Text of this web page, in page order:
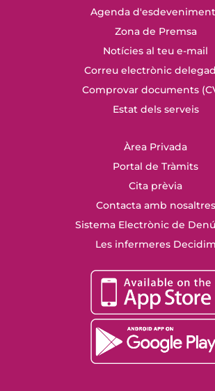
Agenda
Zona de Premsa
Notícies al teu e-mail
Correu electrònic
Comprovar documents
Estat dels serveis
Àrea Privada
Portal de Tràmits
Cita prèvia
Contacta amb nosaltres
Sistema Electrònic de
Les infermeres Decidim